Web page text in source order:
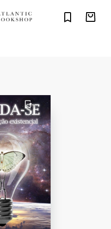
FAVORITO